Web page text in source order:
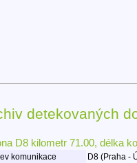
detekovaných
D8 kilometr 71.00, délka
komunikace
D8 (Praha -